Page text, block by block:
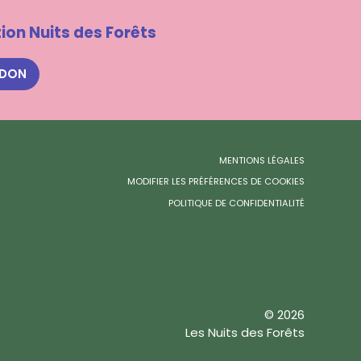
Nuits des Forêts
MENTIONS LÉGALES
MODIFIER LES PRÉFÉRENCES DE COOKIES
POLITIQUE DE CONFIDENTIALITÉ
© 2026
Les Nuits des Forêts